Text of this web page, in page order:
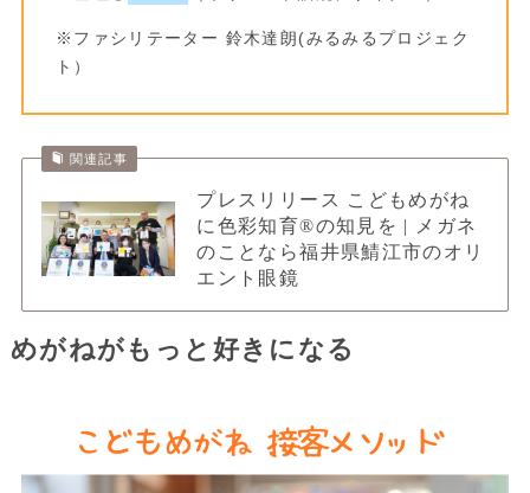
※ファシリテーター 鈴木達朗(みるみるプロジェク
ト）
関連記事
プレスリリース こどもめがね
に色彩知育®の知見を | メガネ
のことなら福井県鯖江市のオリ
エント眼鏡
めがねがもっと好きになる